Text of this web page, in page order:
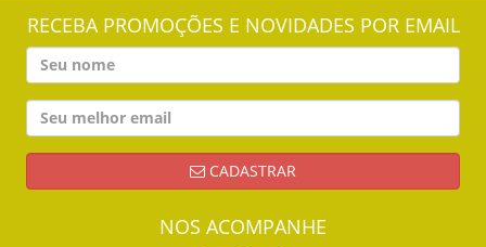
RECEBA PROMOÇÕES E NOVIDADES POR EMAIL
CADASTRAR
NOS ACOMPANHE